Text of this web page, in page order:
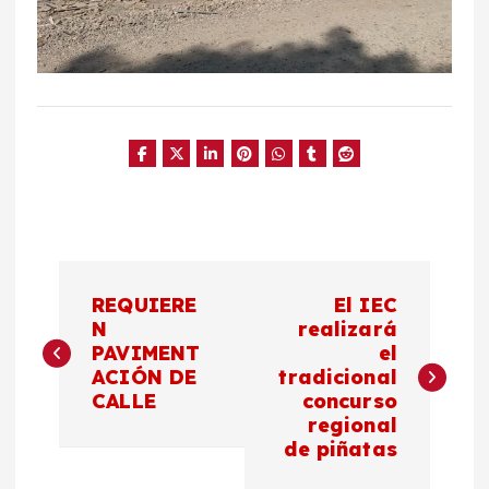
a
REQUIERE
N
PAVIMENT
ACIÓN DE
CALLE
El IEC
realizará
el
tradicional
concurso
regional
de piñatas